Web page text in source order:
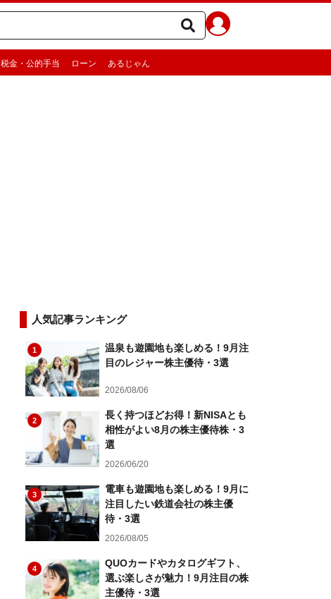
税金・公的手当 ローン あるじゃん
人気記事ランキング
1
温泉も遊園地も楽しめる！9月注
目のレジャー株主優待・3選
2026/08/06
2
長く持つほどお得！新NISAとも
相性がよい8月の株主優待株・3
選
2026/06/20
3
電車も遊園地も楽しめる！9月に
注目したい鉄道会社の株主優
待・3選
2026/08/05
4
QUOカードやカタログギフト、
選ぶ楽しさが魅力！9月注目の株
主優待・3選